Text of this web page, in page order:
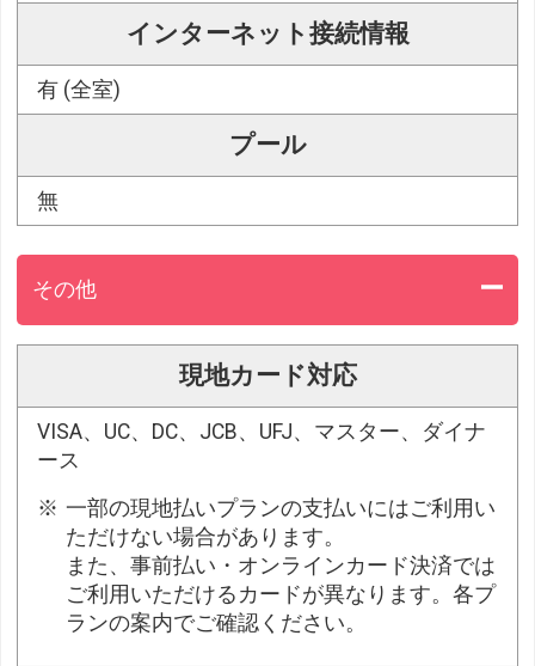
インターネット接続情報
有 (全室)
プール
無
その他
現地カード対応
VISA、UC、DC、JCB、UFJ、マスター、ダイナ
ース
一部の現地払いプランの支払いにはご利用い
ただけない場合があります。
また、事前払い・オンラインカード決済では
ご利用いただけるカードが異なります。各プ
ランの案内でご確認ください。